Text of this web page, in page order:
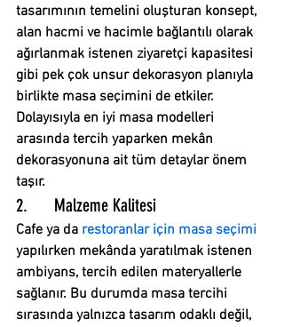
tasarımının temelini oluşturan konsept,
alan hacmi ve hacimle bağlantılı olarak
ağırlanmak istenen ziyaretçi kapasitesi
gibi pek çok unsur dekorasyon planıyla
birlikte masa seçimini de etkiler.
Dolayısıyla en iyi masa modelleri
arasında tercih yaparken mekân
dekorasyonuna ait tüm detaylar önem
taşır.
2.      Malzeme Kalitesi
Cafe ya da restoranlar için masa seçimi
yapılırken mekânda yaratılmak istenen
ambiyans, tercih edilen materyallerle
sağlanır. Bu durumda masa tercihi
sırasında yalnızca tasarım odaklı değil,